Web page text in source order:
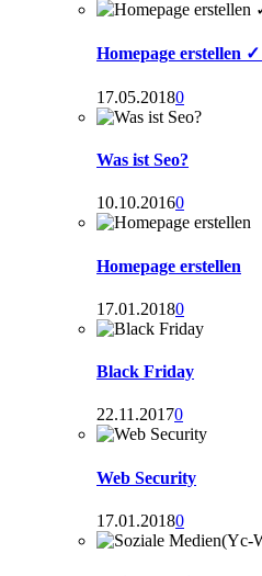
Homepage erstellen
17.05.20180
Was ist Seo?
10.10.20160
Homepage erstellen
17.01.20180
Black Friday
22.11.20170
Web Security
17.01.20180